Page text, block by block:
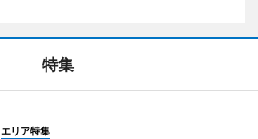
特集
エリア特集